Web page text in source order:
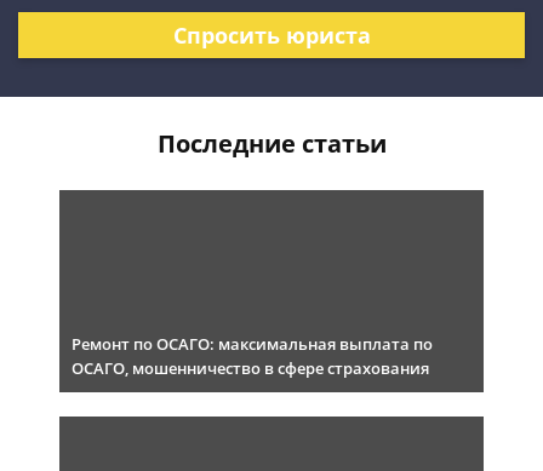
Спросить юриста
Последние статьи
Ремонт по ОСАГО: максимальная выплата по
ОСАГО, мошенничество в сфере страхования